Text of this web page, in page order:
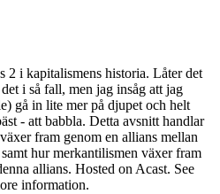
2 i kapitalismens historia. Låter det
i så fall, men jag insåg att jag
gå in lite mer på djupet och helt
- att babbla. Detta avsnitt handlar
fram genom en allians mellan
hur merkantilismen växer fram
allians. Hosted on Acast. See
information.